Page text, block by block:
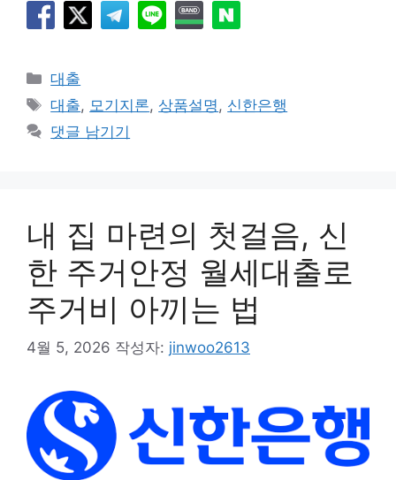
카
테
고
리
대출
태
그
대출, 모기지론, 상품설명 , 신한은행
댓글 남기기
내 집 마련의 첫걸음, 신
한 주거안정 월세대출로
주거비 아끼는 법
4월 5, 2026 작성자: jinwoo2613